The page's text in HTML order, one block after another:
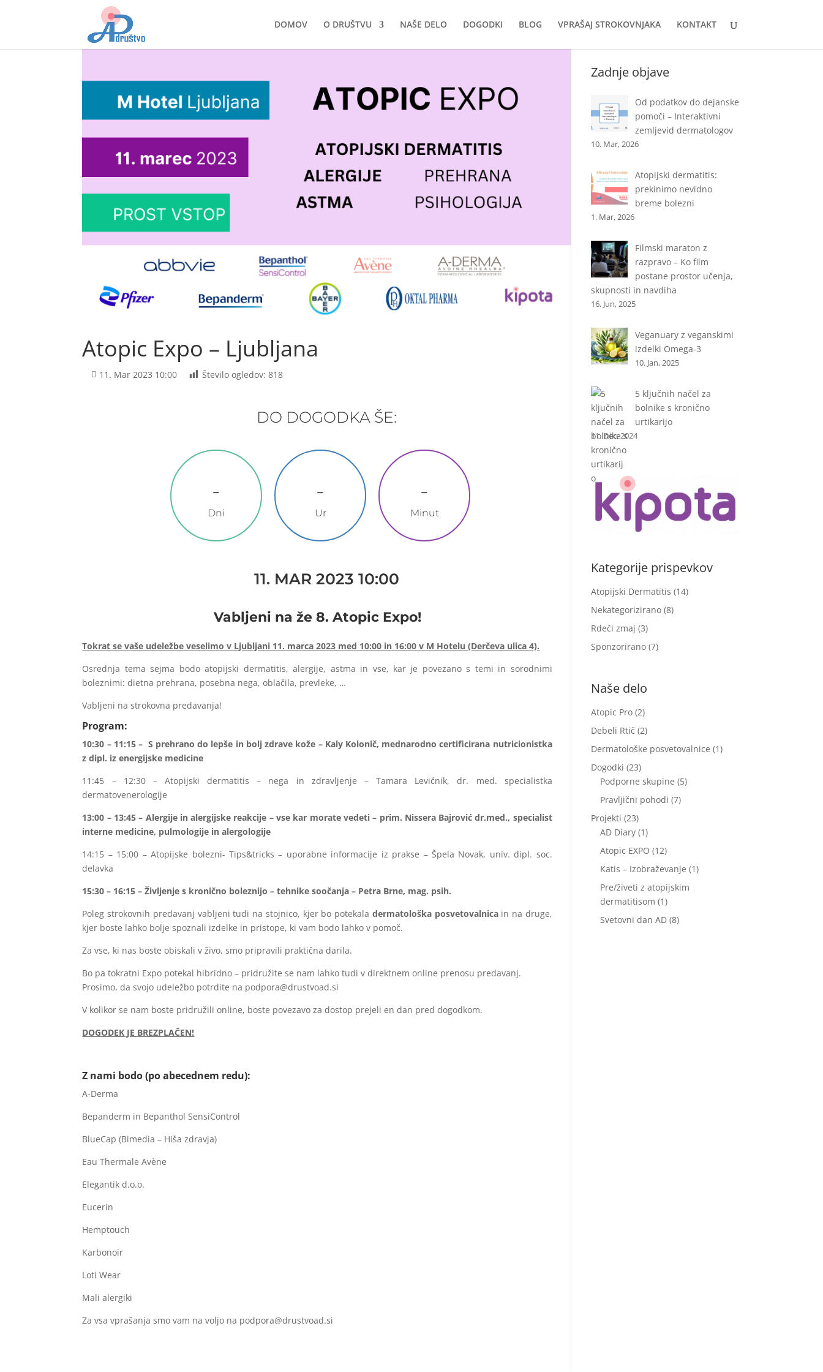
DOMOV O DRUŠTVU NAŠE DELO DOGODKI BLOG VPRAŠAJ STROKOVNJAKA KONTAKT
Atopic Expo – Ljubljana
11. Mar 2023 10:00 Število ogledov: 818
DO DOGODKA ŠE:
-
Dni
-
Ur
-
Minut
11. MAR 2023 10:00
Vabljeni na že 8. Atopic Expo!
Tokrat se vaše udeležbe veselimo v Ljubljani 11. marca 2023 med 10:00 in 16:00 v M Hotelu (Derčeva ulica 4).
Osrednja tema sejma bodo atopijski dermatitis, alergije, astma in vse, kar je povezano s temi in sorodnimi
boleznimi: dietna prehrana, posebna nega, oblačila, prevleke, …
Vabljeni na strokovna predavanja!
Program:
10:30 – 11:15 – S prehrano do lepše in bolj zdrave kože – Kaly Kolonič, mednarodno certificirana nutricionistka
z dipl. iz energijske medicine
11:45 – 12:30 – Atopijski dermatitis – nega in zdravljenje – Tamara Levičnik, dr. med. specialistka
dermatovenerologije
13:00 – 13:45 – Alergije in alergijske reakcije – vse kar morate vedeti – prim. Nissera Bajrović dr.med., specialist
interne medicine, pulmologije in alergologije
14:15 – 15:00 – Atopijske bolezni- Tips&tricks – uporabne informacije iz prakse – Špela Novak, univ. dipl. soc.
delavka
15:30 – 16:15 – Življenje s kronično boleznijo – tehnike soočanja – Petra Brne, mag. psih.
Poleg strokovnih predavanj vabljeni tudi na stojnico, kjer bo potekala dermatološka posvetovalnicain na druge,
kjer boste lahko bolje spoznali izdelke in pristope, ki vam bodo lahko v pomoč.
Za vse, ki nas boste obiskali v živo, smo pripravili praktična darila.
Bo pa tokratni Expo potekal hibridno – pridružite se nam lahko tudi v direktnem online prenosu predavanj.
Prosimo, da svojo udeležbo potrdite na podpora@drustvoad.si
V kolikor se nam boste pridružili online, boste povezavo za dostop prejeli en dan pred dogodkom.
DOGODEK JE BREZPLAČEN!
Z nami bodo (po abecednem redu):
A-Derma
Bepanderm in Bepanthol SensiControl
BlueCap (Bimedia – Hiša zdravja)
Eau Thermale Avène
Elegantik d.o.o.
Eucerin
Hemptouch
Karbonoir
Loti Wear
Mali alergiki
Za vsa vprašanja smo vam na voljo na podpora@drustvoad.si
Zadnje objave
Od podatkov do dejanske
pomoči – Interaktivni
zemljevid dermatologov
10. Mar, 2026
Atopijski dermatitis:
prekinimo nevidno
breme bolezni
1. Mar, 2026
Filmski maraton z
razpravo – Ko film
postane prostor učenja,
skupnosti in navdiha
16. Jun, 2025
Veganuary z veganskimi
izdelki Omega-3
10. Jan, 2025
5 ključnih načel za
bolnike s kronično
urtikarijo
11. Dec, 2024
Kategorije prispevkov
Atopijski Dermatitis (14)
Nekategorizirano(8)
Rdeči zmaj (3)
Sponzorirano(7)
Naše delo
Atopic Pro(2)
Debeli Rtič (2)
Dermatološke posvetovalnice (1)
Dogodki (23)
Podporne skupine (5)
Pravljični pohodi (7)
Projekti (23)
AD Diary(1)
Atopic EXPO (12)
Katis – Izobraževanje (1)
Pre/živeti z atopijskim
dermatitisom (1)
Svetovni dan AD(8)